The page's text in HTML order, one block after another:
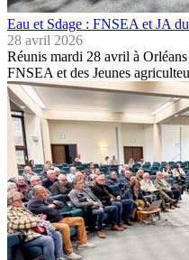
Eau et Sdage : FNSEA et JA
28 avril 2026
Réunis mardi 28 avril à
FNSEA et des Jeunes